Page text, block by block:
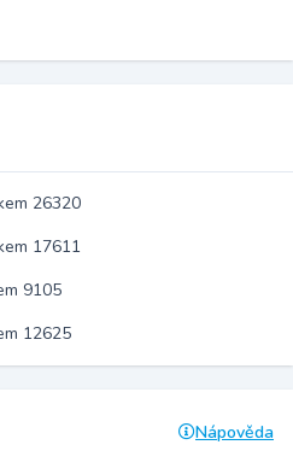
26320
17611
9105
12625
Nápověda